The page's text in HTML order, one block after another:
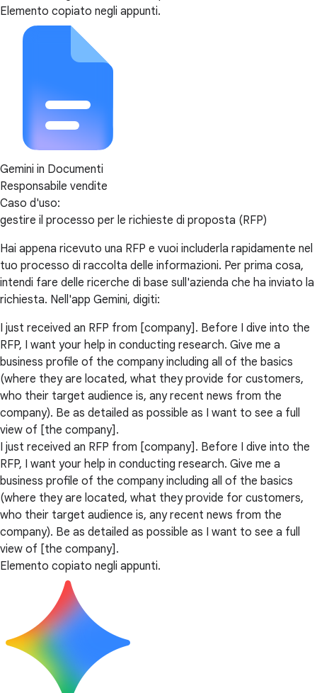
Elemento copiato negli appunti.
Gemini in Documenti
Responsabile vendite
Caso d'uso:
gestire il processo per le richieste di proposta (RFP)
Hai appena ricevuto una RFP e vuoi includerla rapidamente nel
tuo processo di raccolta delle informazioni. Per prima cosa,
intendi fare delle ricerche di base sull'azienda che ha inviato la
richiesta. Nell'app Gemini, digiti:
I just received an RFP from [company]. Before I dive into the
RFP, I want your help in conducting research. Give me a
business profile of the company including all of the basics
(where they are located, what they provide for customers,
who their target audience is, any recent news from the
company). Be as detailed as possible as I want to see a full
view of [the company].
I just received an RFP from [company]. Before I dive into the
RFP, I want your help in conducting research. Give me a
business profile of the company including all of the basics
(where they are located, what they provide for customers,
who their target audience is, any recent news from the
company). Be as detailed as possible as I want to see a full
view of [the company].
Elemento copiato negli appunti.